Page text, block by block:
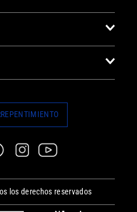
los derechos reservados